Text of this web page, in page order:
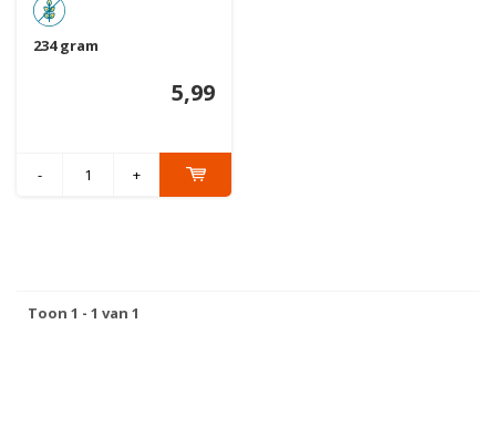
234 gram
5,99
- +
Toon 1 - 1 van 1